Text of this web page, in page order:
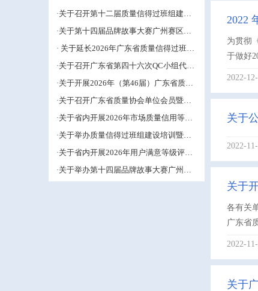
·关于召开第十二届质量信得过班组建设
经验交流大会的通知
·关于第十四届品牌故事大赛广州赛区的
补充通知
· 关于延长2026年广东省质量信得过班组
建设材料申报期限的通知
·关于召开广东省第四十六次QC小组代表
大会成果交流培训活动的通知
·关于开展2026年（第46届）广东省质量
管理小组活动推进工作的预通知
·关于召开广东省质量协会单位会员暨第
五届中小企业QC小组成果交流培训活动
的补充通知
·关于省内开展2026年市场质量信用等级
评价工作的通知
·关于举办质量信得过班组建设培训暨班
组长能力提升研修班的通知
·关于省内开展2026年用户满意等级评价
工作的通知
·关于举办第十四届品牌故事大赛广州赛
区的通知
2022
为贯彻
于做好
2022-
关于
2022-
关于
各有关
广东省
2022-
关于